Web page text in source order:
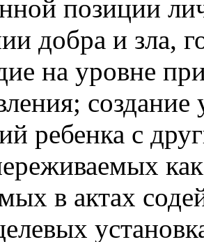
позиции
добра и зла,
на уровне
ребенка с
в актах